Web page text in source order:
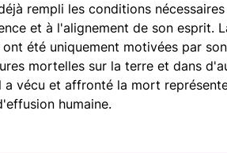
rempli les conditions nécessaires
et à l'alignement de son esprit.
été uniquement motivées par
mortelles sur la terre et dans
a vécu et affronté la mort
humaine.